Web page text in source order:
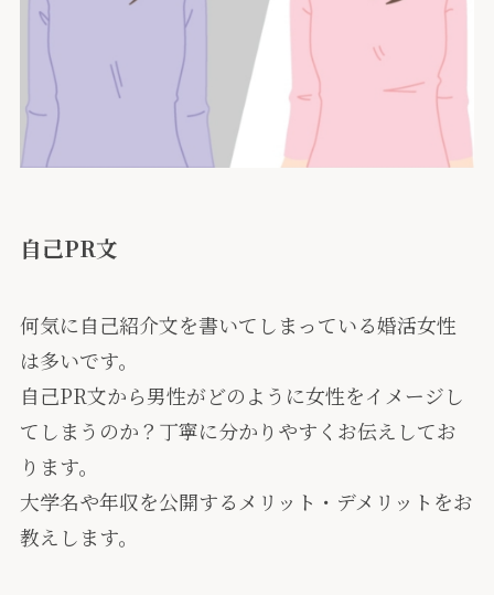
自己PR文
何気に自己紹介文を書いてしまっている婚活女性
は多いです。
自己PR文から男性がどのように女性をイメージし
てしまうのか？丁寧に分かりやすくお伝えしてお
ります。
大学名や年収を公開するメリット・デメリットをお
教えします。